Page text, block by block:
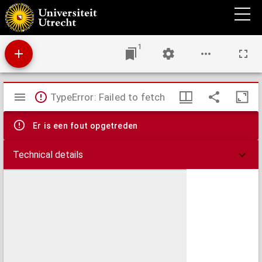
Carte du camp d'Utrecht, commandé par le général en chef Marmont
1
Mirador
viewer
TypeError: Failed to fetch
Er is een fout opgetreden
Technical details